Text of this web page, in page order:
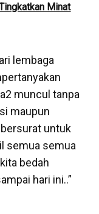
Minat
lembaga
muncul tanpa
maupun
untuk
semua semua
bedah
hari ini..”